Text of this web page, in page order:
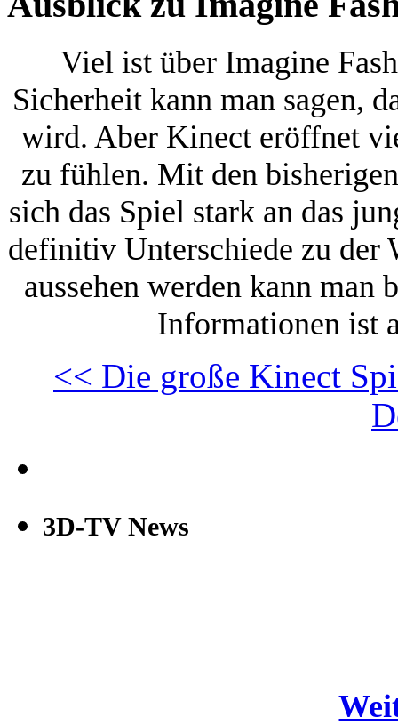
Viel ist über Imagine
Sicherheit kann man sagen,
wird. Aber Kinect eröffnet
zu fühlen. Mit den
sich das Spiel stark an das
definitiv Unterschiede zu der
aussehen werden kann
Informationen ist
<< Die große Kinect
3D-TV News